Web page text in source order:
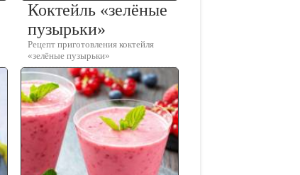
Коктейль «зелёные
пузырьки»
Рецепт приготовления коктейля
«зелёные пузырьки»